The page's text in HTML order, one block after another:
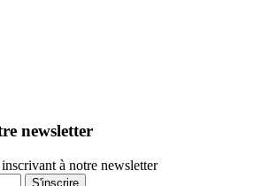
newsletter
à notre newsletter
S'inscrire